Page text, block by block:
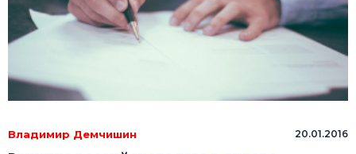
Владимир Демчишин 20.01.2016